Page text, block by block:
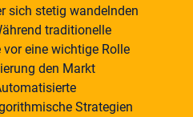
sich stetig wandelnden
traditionelle
eine wichtige Rolle
den Markt
Strategien